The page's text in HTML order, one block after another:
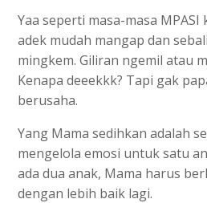
Yaa seperti masa-masa MPASI
adek mudah mangap dan
mingkem. Giliran ngemil atau
Kenapa deeekkk? Tapi gak
berusaha.
Yang Mama sedihkan adalah
mengelola emosi untuk satu
ada dua anak, Mama harus
dengan lebih baik lagi.